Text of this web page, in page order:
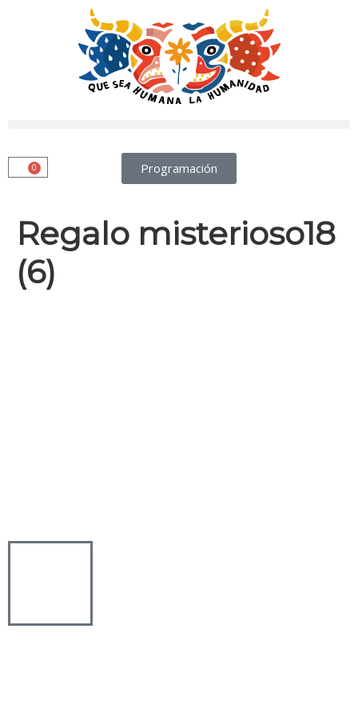
Programación
0
Regalo misterioso18
(6)